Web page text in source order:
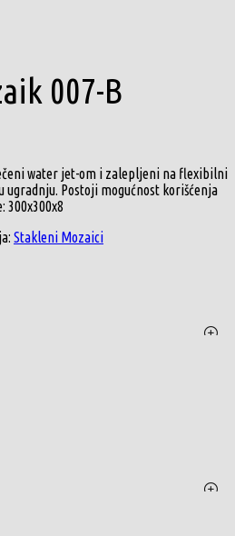
007-B
water jet-om i zalepljeni na flexibilni
ugradnju. Postoji mogućnost korišćenja
300x300x8
Stakleni Mozaici